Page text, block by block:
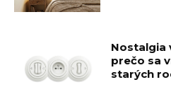
Nostalgia
prečo sa
starých